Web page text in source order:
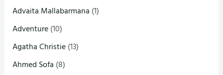
Advaita Mallabarmana (1)
Adventure(10)
Agatha Christie(13)
Ahmed Sofa (8)